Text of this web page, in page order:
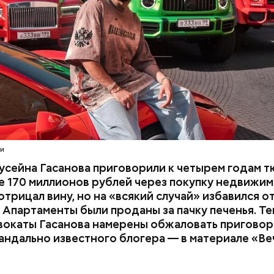
Гасанова приговорили к четырем годам
170 миллионов рублей через покупку
вину, но на «всякий случай» избавился
были проданы за пачку печенья.
Гасанова намерены обжаловать
известного блогера — в материале
расследование. В квартире потерпевших
видеонаблюдения. На записи попал 25-
Артем Миссюра, который тайно приходил в
и подсыпал им в еду химикаты. Также
младшая сестра.